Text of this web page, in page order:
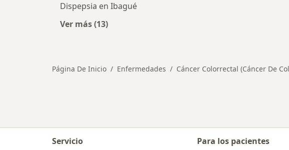
Dispepsia en Ibagué
Ver más (13)
Página De Inicio Enfermedades Cáncer Colorrectal (Cáncer De
Servicio Para los pacientes